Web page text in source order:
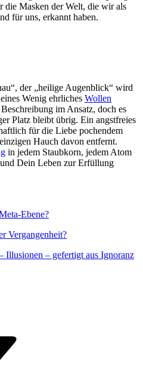
die Masken der Welt, die wir als
für uns, erkannt haben.
der „heilige Augenblick“ wird
Wenig ehrliches Wollen
im Ansatz, doch es
Platz bleibt übrig. Ein angstfreies
für die Liebe pochendem
Hauch davon entfernt.
in jedem Staubkorn, jedem Atom
Dein Leben zur Erfüllung
Ebene?
Vergangenheit?
Illusionen – gefertigt aus Ignoranz